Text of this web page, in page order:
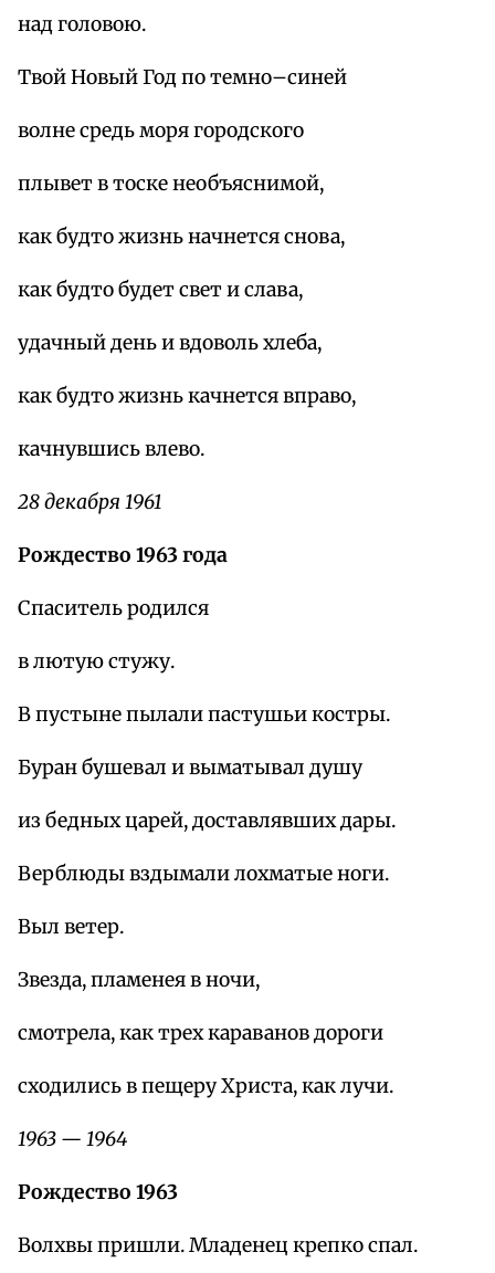
над головою.
Твой Новый Год по темно–синей
волне средь моря городского
плывет в тоске необъяснимой,
как будто жизнь начнется снова,
как будто будет свет и слава,
удачный день и вдоволь хлеба,
как будто жизнь качнется вправо,
качнувшись влево.
28 декабря 1961
Рождество 1963 года
Спаситель родился
в лютую стужу.
В пустыне пылали пастушьи костры.
Буран бушевал и выматывал душу
из бедных царей, доставлявших дары.
Верблюды вздымали лохматые ноги.
Выл ветер.
Звезда, пламенея в ночи,
смотрела, как трех караванов дороги
сходились в пещеру Христа, как лучи.
1963 — 1964
Рождество 1963
Волхвы пришли. Младенец крепко спал.